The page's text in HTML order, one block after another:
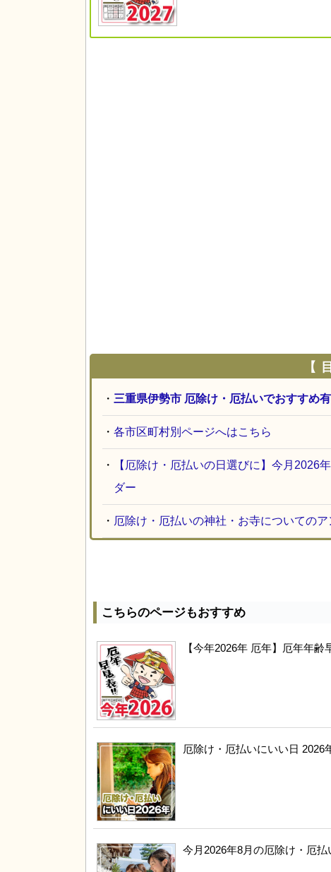
【
・ 三重県伊勢市 厄除け・厄払いでおすすめ
・ 各市区町村別ページへはこちら
・
【厄除け・厄払いの日選びに】今月2026
ダー
・ 厄除け・厄払いの神社・お寺についてのア
こちらのページもおすすめ
【今年2026年 厄年】厄年年
厄除け・厄払いにいい日 2026
今月2026年8月の厄除け・厄